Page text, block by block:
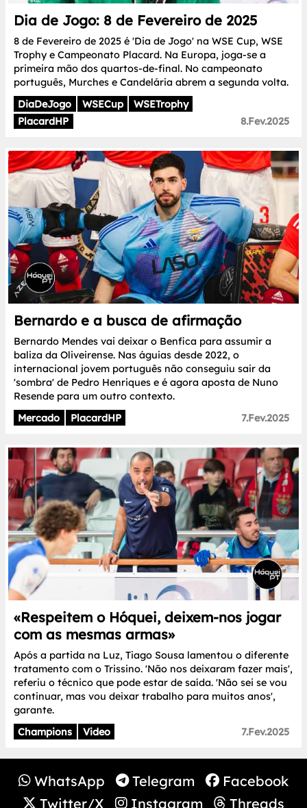
Dia de Jogo: 8 de Fevereiro de 2025
8 de Fevereiro de 2025 é 'Dia de Jogo' na WSE Cup, WSE
Trophy e Campeonato Placard. Na Europa, joga-se a
primeira mão dos quartos-de-final. No campeonato
português, Murches e Candelária abrem a segunda volta.
DiaDeJogo
WSECup
WSETrophy
PlacardHP
8.Fev.2025
Bernardo e a busca de afirmação
Bernardo Mendes vai deixar o Benfica para assumir a
baliza da Oliveirense. Nas águias desde 2022, o
internacional jovem português não conseguiu sair da
'sombra' de Pedro Henriques e é agora aposta de Nuno
Resende para um outro contexto.
Mercado
PlacardHP 7.Fev.2025
«Respeitem o Hóquei, deixem-nos jogar
com as mesmas armas»
Após a partida na Luz, Tiago Sousa lamentou o diferente
tratamento com o Trissino. 'Não nos deixaram fazer mais',
referiu o técnico que pode estar de saída. 'Não sei se vou
continuar, mas vou deixar trabalho para muitos anos',
garante.
Champions
Video 7.Fev.2025
WhatsApp Telegram
Facebook
Twitter/X
Instagram Threads